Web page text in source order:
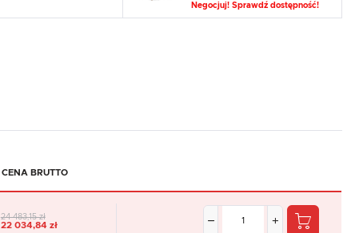
Negocjuj! Sprawdź dostępność!
CENA BRUTTO
24 483,15 zł
22 034,84 zł